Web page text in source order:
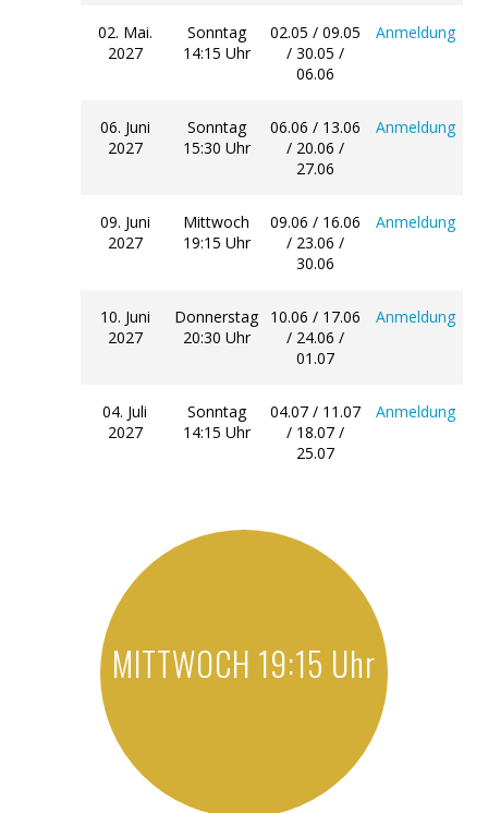
02. Mai.
2027
Sonntag
14:15 Uhr
02.05 / 09.05
/ 30.05 /
06.06
Anmeldung
06. Juni
2027
Sonntag
15:30 Uhr
06.06 / 13.06
/ 20.06 /
27.06
Anmeldung
09. Juni
2027
Mittwoch
19:15 Uhr
09.06 / 16.06
/ 23.06 /
30.06
Anmeldung
10. Juni
2027
Donnerstag
20:30 Uhr
10.06 / 17.06
/ 24.06 /
01.07
Anmeldung
04. Juli
2027
Sonntag
14:15 Uhr
04.07 / 11.07
/ 18.07 /
25.07
Anmeldung
MITTWOCH 19:15 Uhr